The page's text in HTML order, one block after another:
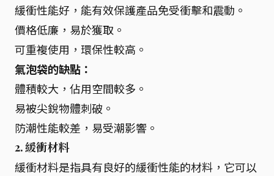
緩衝性能好，能有效保護產品免受衝擊和震動。
價格低廉，易於獲取。
可重複使用，環保性較高。
氣泡袋的缺點：
體積較大，佔用空間較多。
易被尖銳物體刺破。
防潮性能較差，易受潮影響。
2. 緩衝材料
緩衝材料是指具有良好的緩衝性能的材料，它可以